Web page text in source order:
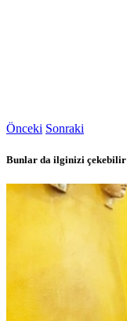
Önceki Sonraki
Bunlar da ilginizi çekebilir